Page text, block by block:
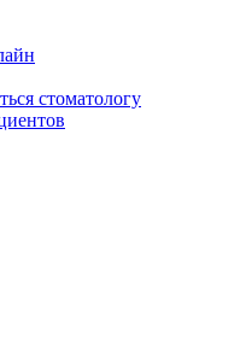
стоматологу